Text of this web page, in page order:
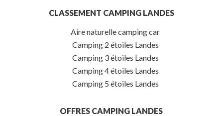
CLASSEMENT CAMPING LANDES
Aire naturelle camping car
Camping 2 étoiles Landes
Camping 3 étoiles Landes
Camping 4 étoiles Landes
Camping 5 étoiles Landes
OFFRES CAMPING LANDES